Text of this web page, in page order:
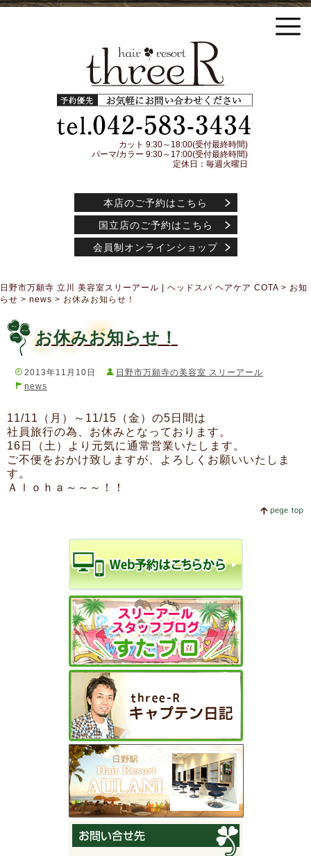
カット 9:30～18:00(受付最終時間)
パーマ/カラー 9:30～17:00(受付最終時間)
定休日：毎週火曜日
本店のご予約はこちら
国立店のご予約はこちら
会員制オンラインショップ
日野市万願寺 立川 美容室スリーアール | ヘッドスパ ヘアケア COTA > お知
らせ > news > お休みお知らせ！
お休みお知らせ！
2013年11月10日
日野市万願寺の美容室 スリーアール
news
11/11（月）～11/15（金）の5日間は
社員旅行の為、お休みとなっております。
16日（土）より元気に通常営業いたします。
ご不便をおかけ致しますが、よろしくお願いいたしま
す。
Ａｌｏｈａ～～～！！